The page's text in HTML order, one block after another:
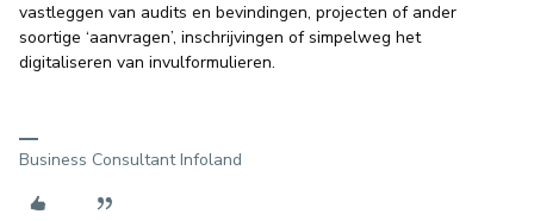
vastleggen van audits en bevindingen, projecten of ander
soortige ‘aanvragen’, inschrijvingen of simpelweg het
digitaliseren van invulformulieren.
Business Consultant Infoland